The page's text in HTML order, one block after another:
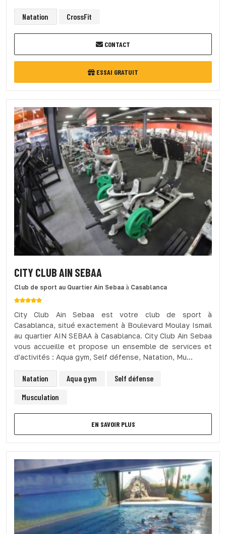
Natation CrossFit
CONTACT
ESSAI GRATUIT
CITY CLUB AIN SEBAA
Club de sport au Quartier Ain Sebaa à Casablanca
City Club Ain Sebaa est votre club de sport à
Casablanca, situé exactement à Boulevard Moulay Ismail
au quartier AIN SEBAA à Casablanca. City Club Ain Sebaa
vous accueille et propose un ensemble de services et
d'activités : Aqua gym, Self défense, Natation, Mu...
Natation Aqua gym
Self défense
Musculation
EN SAVOIR PLUS